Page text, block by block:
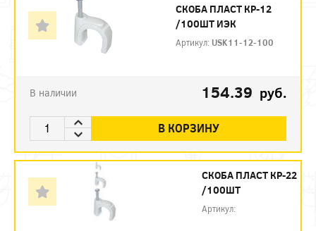
СКОБА ПЛАСТ КР-12
/100ШТ ИЭК
Артикул: USK11-12-100
В наличии 154.39 руб.
В КОРЗИНУ
СКОБА ПЛАСТ КР-22
/100ШТ
Артикул: